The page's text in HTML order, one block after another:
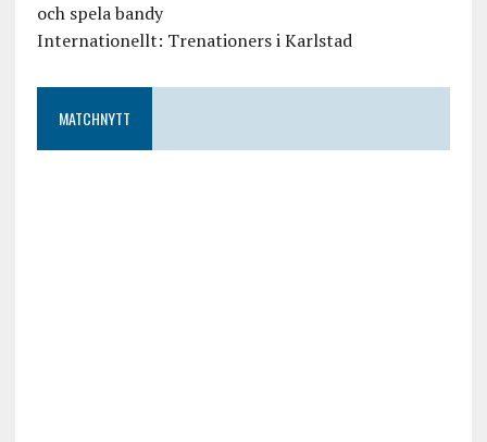
och spela bandy
Internationellt: Trenationers i Karlstad
MATCHNYTT